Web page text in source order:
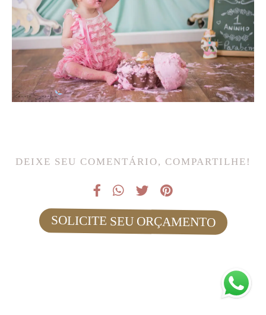
DEIXE SEU COMENTÁRIO, COMPARTILHE!
SOLICITE SEU ORÇAMENTO